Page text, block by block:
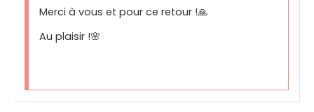
Merci à vous et pour ce retour !🙏
Au plaisir !🌸